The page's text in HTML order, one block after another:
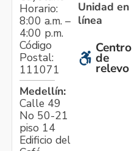
Horario:
8:00 a.m. –
4:00 p.m.
Código
Postal:
111071
Medellín:
Calle 49
No 50-21
piso 14
Edificio del
Unidad en
línea
Centro
de
relevo